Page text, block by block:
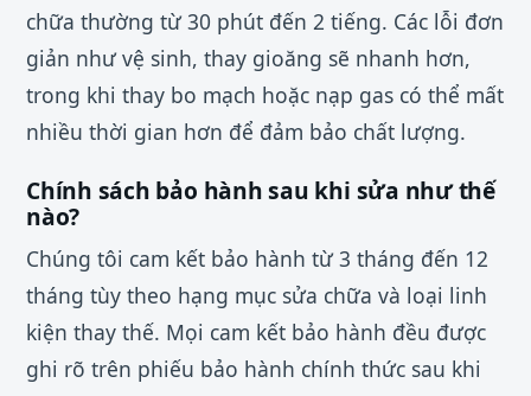
chữa thường từ 30 phút đến 2 tiếng. Các lỗi đơn
giản như vệ sinh, thay gioăng sẽ nhanh hơn,
trong khi thay bo mạch hoặc nạp gas có thể mất
nhiều thời gian hơn để đảm bảo chất lượng.
Chính sách bảo hành sau khi sửa như thế
nào?
Chúng tôi cam kết bảo hành từ 3 tháng đến 12
tháng tùy theo hạng mục sửa chữa và loại linh
kiện thay thế. Mọi cam kết bảo hành đều được
ghi rõ trên phiếu bảo hành chính thức sau khi